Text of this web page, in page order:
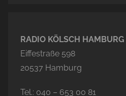
RADIO KÖLSCH HAMBURG
Eiffestraße 598
20537 Hamburg
Tel.: 040 – 653 00 81